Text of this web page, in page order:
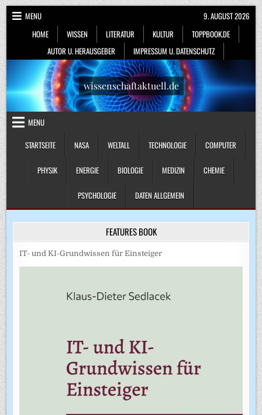
Skip
to
content
MENU
HOME
WISSEN LITERATUR KULTUR
TOPPBOOK.DE
AUTOR U. HERAUSGEBER
IMPRESSUM U. DATENSCHUTZ
9. AUGUST 2026
wissenschaftaktuell.de
MENU
STARTSEITE
NASA WELTALL TECHNOLOGIE COMPUTER
PHYSIK ENERGIE BIOLOGIE MEDIZIN CHEMIE
PSYCHOLOGIE DATEN ALLGEMEIN
FEATURES BOOK
IT- und KI-Grundwissen für Einsteiger